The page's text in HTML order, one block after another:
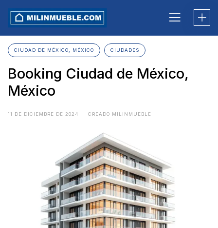
content
CIUDAD DE MÉXICO, MÉXICO CIUDADES
Booking Ciudad de México,
México
11 DE DICIEMBRE DE 2024 CREADO MILINMUEBLE